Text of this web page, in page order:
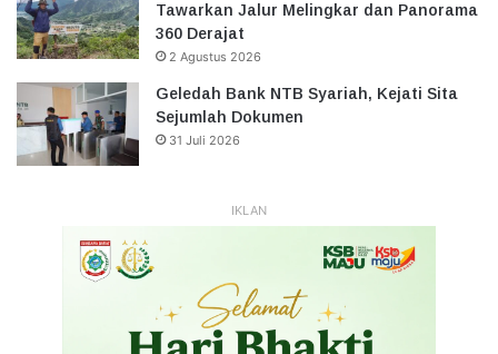
Tawarkan Jalur Melingkar dan Panorama
360 Derajat
2 Agustus 2026
Geledah Bank NTB Syariah, Kejati Sita
Sejumlah Dokumen
31 Juli 2026
IKLAN